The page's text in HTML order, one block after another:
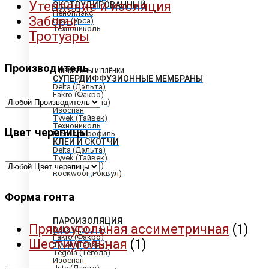
ЭКСТРУДИРОВАННЫЙ
Пеноплэкс
Ursa (Урса)
Технониколь
МЕМБРАНЫ И ПЛЁНКИ
СУПЕРДИФФУЗИОННЫЕ МЕМБРАНЫ
Delta (Дэльта)
Fakro (Факро)
Tegola (Тегола)
Изоспан
Tyvek (Тайвек)
Технониколь
МеталлПрофиль
КЛЕИ И СКОТЧИ
Delta (Дэльта)
Tyvek (Тайвек)
Fakro (Факро)
Rockwool (Роквул)
ПАРОИЗОЛЯЦИЯ
Delta (Дэльта)
Fakro (Факро)
Tyvek (Тайвек)
Tegola (Тегола)
Изоспан
Утепление и изоляция
Заборы
Тротуары
Производитель
Цвет черепицы
Форма гонта
Прямоугольная ассиметричная (1)
Шестиугольная (1)